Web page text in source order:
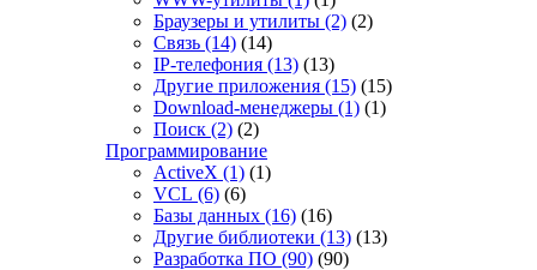
Браузеры и утилиты (2) (2)
Связь (14) (14)
IP-телефония (13) (13)
Другие приложения (15) (15)
Download-менеджеры (1) (1)
Поиск (2) (2)
Программирование
ActiveX (1) (1)
VCL (6) (6)
Базы данных (16) (16)
Другие библиотеки (13) (13)
Разработка ПО (90) (90)